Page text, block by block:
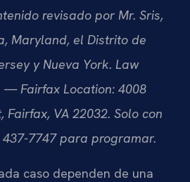
revisado por Mr. Sris,
Maryland, el Distrito de
y Nueva York. Law
— Fairfax Location: 4008
VA 22032. Solo con
7747 para programar.
caso dependen de una